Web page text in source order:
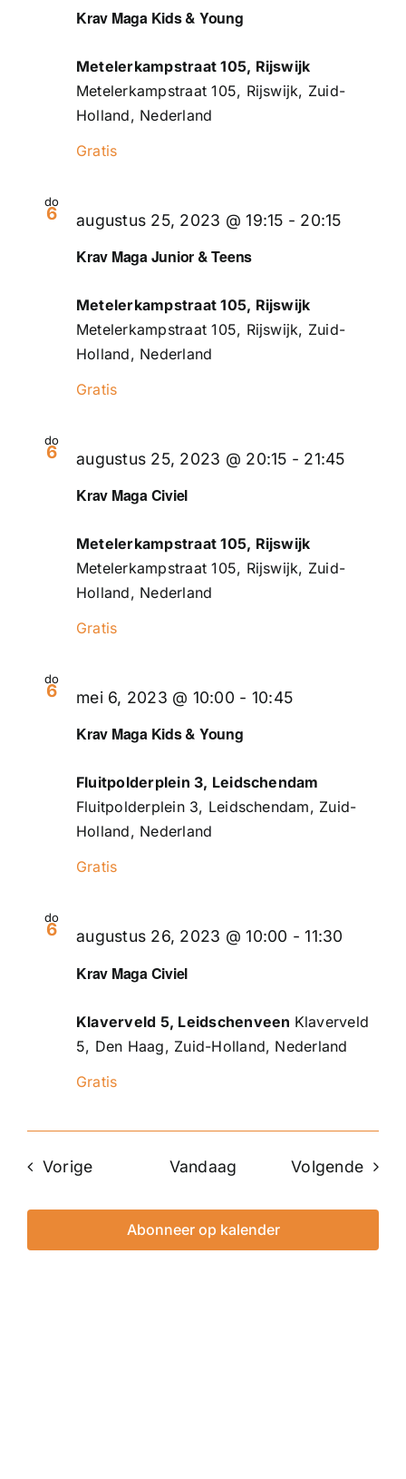
Krav Maga Kids & Young
Metelerkampstraat 105, Rijswijk
Metelerkampstraat 105, Rijswijk, Zuid-
Holland, Nederland
Gratis
do
6
Krav Maga Junior & Teens
augustus 25, 2023 @ 19:15 - 20:15
Metelerkampstraat 105, Rijswijk
Metelerkampstraat 105, Rijswijk, Zuid-
Holland, Nederland
Gratis
do
6
Krav Maga Civiel
augustus 25, 2023 @ 20:15 - 21:45
Metelerkampstraat 105, Rijswijk
Metelerkampstraat 105, Rijswijk, Zuid-
Holland, Nederland
Gratis
do
6
Krav Maga Kids & Young
mei 6, 2023 @ 10:00 - 10:45
Fluitpolderplein 3, Leidschendam
Fluitpolderplein 3, Leidschendam, Zuid-
Holland, Nederland
Gratis
do
6
Krav Maga Civiel
augustus 26, 2023 @ 10:00 -11:30
Klaverveld 5, Leidschenveen Klaverveld
5, Den Haag, Zuid-Holland, Nederland
Gratis
VorigeEvenementenVandaag Volgende
Abonneer op kalender